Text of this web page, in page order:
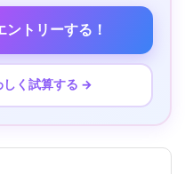
ントリーする！
しく試算する →